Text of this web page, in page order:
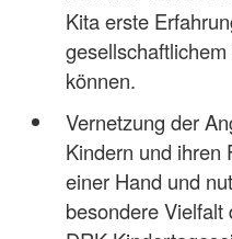
Kita erste
können.
Vernetzung der
Kindern und ihren
einer Hand und
besondere Vielfalt